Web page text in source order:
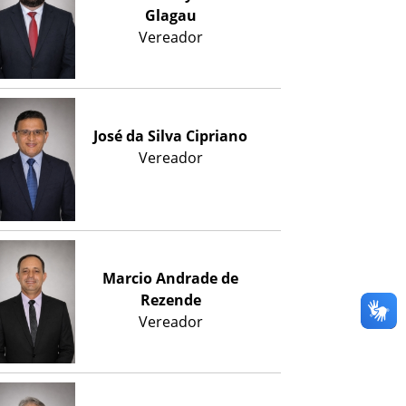
Glagau
Vereador
José da Silva Cipriano
Vereador
Marcio Andrade de
Rezende
Vereador